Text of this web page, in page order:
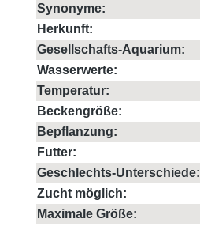
Synonyme:
Herkunft:
Gesellschafts-Aquarium:
Wasserwerte:
Temperatur:
Beckengröße:
Bepflanzung:
Futter:
Geschlechts-Unterschiede:
Zucht möglich:
Maximale Größe: